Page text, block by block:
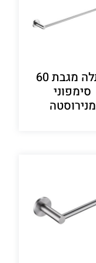
מתלה מגבת 60
סימפוני
מנירוסטה